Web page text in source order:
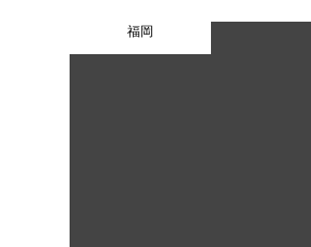
福岡